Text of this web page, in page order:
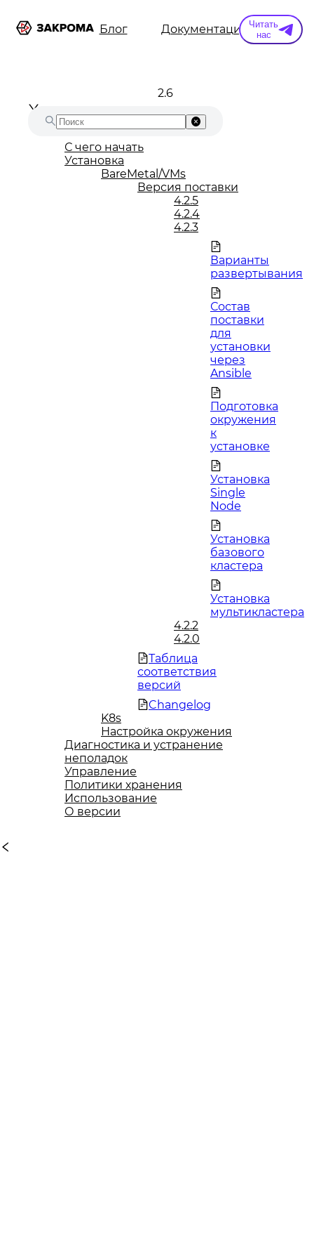
Информация Блог Документация
Читать
нас
2.6
С чего начать
Установка
BareMetal/VMs
Версия поставки
4.2.5
4.2.4
4.2.3
Варианты
развертывания
Состав
поставки
для
установки
через
Ansible
Подготовка
окружения
к
установке
Установка
Single
Node
Установка
базового
кластера
Установка
мультикластера
4.2.2
4.2.0
Таблица
соответствия
версий
Changelog
K8s
Настройка окружения
Диагностика и устранение
неполадок
Управление
Политики хранения
Использование
О версии